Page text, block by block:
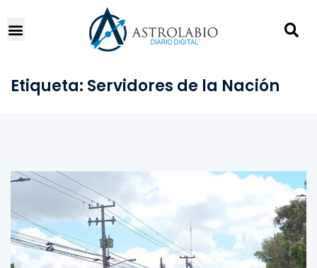
Etiqueta: Servidores de la Nación